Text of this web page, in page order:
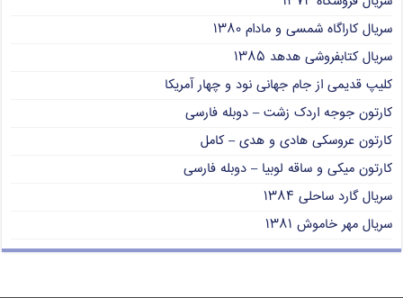
سریال کاراگاه شمسی و مادام ۱۳۸۰
سریال کتابفروشی هدهد ۱۳۸۵
کلیپ قدیمی از جام جهانی نود و چهار آمریکا
کارتون جوجه اردک زشت – دوبله فارسی
کارتون عروسکی هادی و هدی – کامل
کارتون میکی و ساقه لوبیا – دوبله فارسی
سریال گارد ساحلی ۱۳۸۴
سریال مهر خاموش ۱۳۸۱